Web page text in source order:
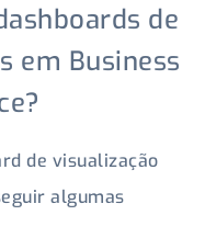
de
em Business
de visualização
algumas